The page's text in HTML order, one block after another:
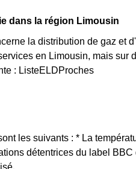
dans la région Limousin
la distribution de gaz et
en Limousin, mais sur
: ListeELDProches
les suivants : * La
détentrices du label